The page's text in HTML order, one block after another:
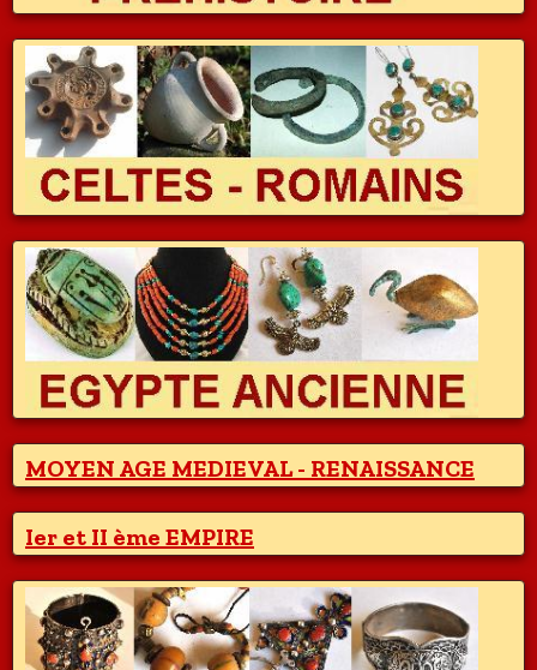
MOYEN AGE MEDIEVAL - RENAISSANCE
Ier et II ème EMPIRE